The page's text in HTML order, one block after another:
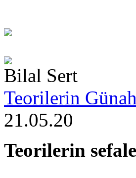
Bilal Sert
Teorilerin
21.05.20
Teorilerin